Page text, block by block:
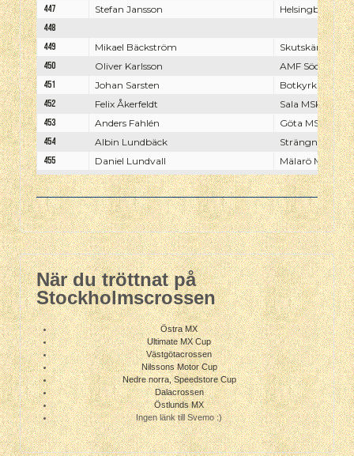
När du tröttnat på
Stockholmscrossen
Östra MX
Ultimate MX Cup
Västgötacrossen
Nilssons Motor Cup
Nedre norra, Speedstore Cup
Dalacrossen
Östlunds MX
Ingen länk till Svemo :)